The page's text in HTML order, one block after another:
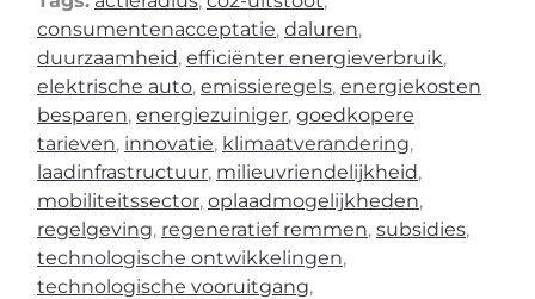
consumentenacceptatie, daluren,
duurzaamheid, efficiënter energieverbruik,
elektrische auto, emissieregels, energiekosten
besparen, energiezuiniger, goedkopere
tarieven, innovatie, klimaatverandering,
laadinfrastructuur, milieuvriendelijkheid,
mobiliteitssector, oplaadmogelijkheden,
regelgeving, regeneratief remmen, subsidies,
technologische ontwikkelingen,
technologische vooruitgang,